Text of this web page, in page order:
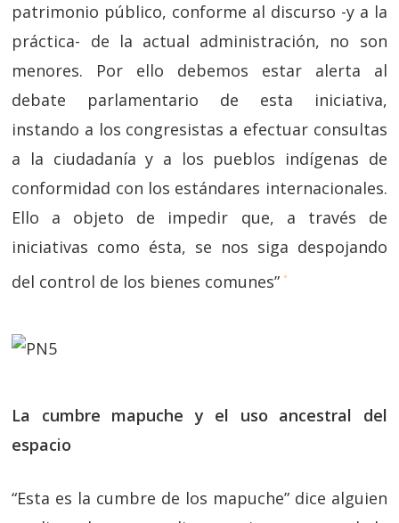
patrimonio público, conforme al discurso -y a la
práctica- de la actual administración, no son
menores. Por ello debemos estar alerta al
debate parlamentario de esta iniciativa,
instando a los congresistas a efectuar consultas
a la ciudadanía y a los pueblos indígenas de
conformidad con los estándares internacionales.
Ello a objeto de impedir que, a través de
iniciativas como ésta, se nos siga despojando
del control de los bienes comunes”iv
La cumbre mapuche y el uso ancestral del
espacio
“Esta es la cumbre de los mapuche” dice alguien